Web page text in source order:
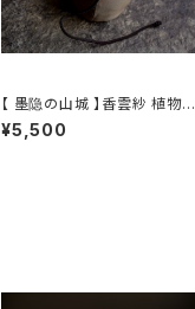
【 墨隐の山城 】香雲紗 植物染
仕覆 めカップ袋 【 Ink & Mo
untain Tea Atelier】Tea C
¥5,500